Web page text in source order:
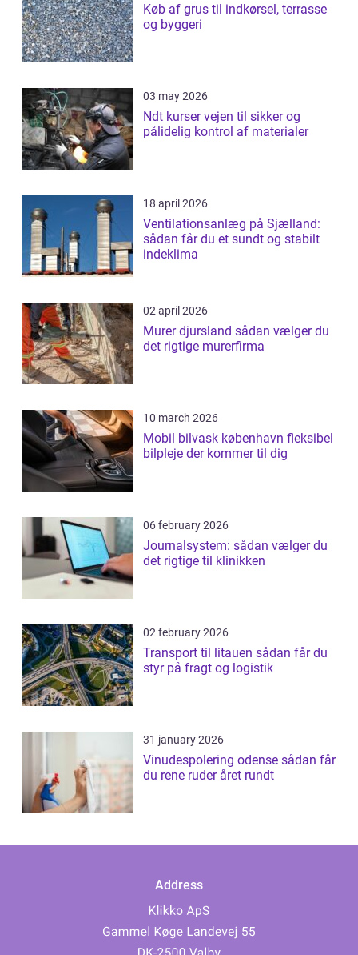
Køb af grus til indkørsel, terrasse
og byggeri
03 may 2026
Ndt kurser vejen til sikker og
pålidelig kontrol af materialer
18 april 2026
Ventilationsanlæg på Sjælland:
sådan får du et sundt og stabilt
indeklima
02 april 2026
Murer djursland sådan vælger du
det rigtige murerfirma
10 march 2026
Mobil bilvask københavn fleksibel
bilpleje der kommer til dig
06 february 2026
Journalsystem: sådan vælger du
det rigtige til klinikken
02 february 2026
Transport til litauen sådan får du
styr på fragt og logistik
31 january 2026
Vinudespolering odense sådan får
du rene ruder året rundt
Address